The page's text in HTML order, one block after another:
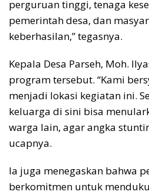
perguruan tinggi, tenaga
pemerintah desa, dan
keberhasilan,” tegasnya.
Kepala Desa Parseh, Moh.
program tersebut. “Kami
menjadi lokasi kegiatan ini.
keluarga di sini bisa
warga lain, agar angka
ucapnya.
Ia juga menegaskan bahwa
berkomitmen untuk